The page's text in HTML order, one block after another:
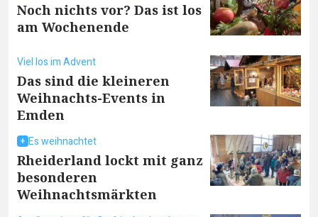
Noch nichts vor? Das ist los
am Wochenende
Viel los im Advent
Das sind die kleineren
Weihnachts-Events in
Emden
Es weihnachtet
Rheiderland lockt mit ganz
besonderen
Weihnachtsmärkten